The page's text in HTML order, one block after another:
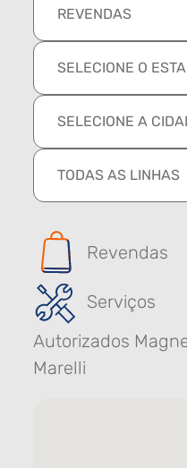
REVENDAS
SELECIONE O
SELECIONE A
TODAS AS LINHAS
Revendas
Serviços
Autorizados
Marelli